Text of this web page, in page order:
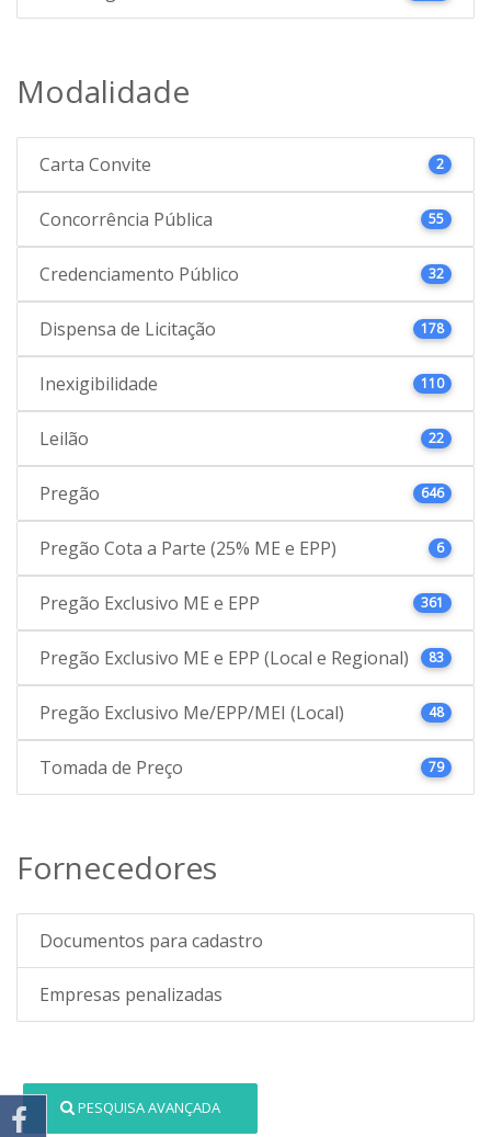
Modalidade
Carta Convite 2
Concorrência Pública 55
Credenciamento Público 32
Dispensa de Licitação 178
Inexigibilidade 110
Leilão 22
Pregão 646
Pregão Cota a Parte (25% ME e EPP) 6
Pregão Exclusivo ME e EPP 361
Pregão Exclusivo ME e EPP (Local e Regional) 83
Pregão Exclusivo Me/EPP/MEI (Local) 48
Tomada de Preço 79
Fornecedores
Documentos para cadastro
Empresas penalizadas
PESQUISA AVANÇADA